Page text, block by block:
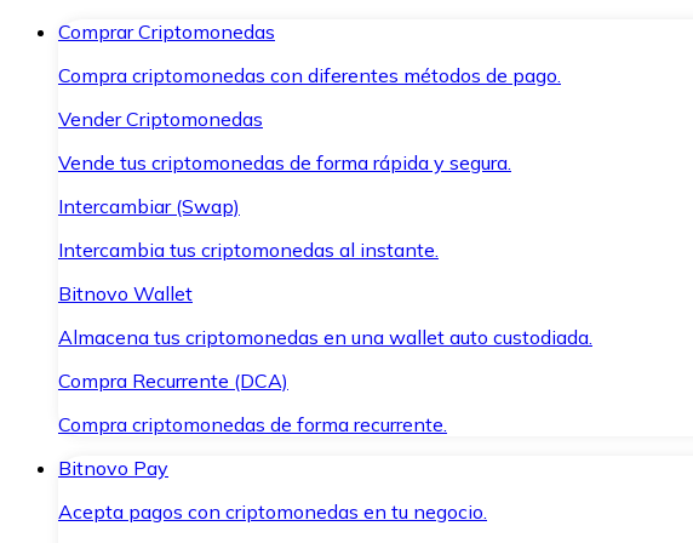
Comprar Criptomonedas
Compra criptomonedas con diferentes métodos de pago.
Vender Criptomonedas
Vende tus criptomonedas de forma rápida y segura.
Intercambiar (Swap)
Intercambia tus criptomonedas al instante.
Bitnovo Wallet
Almacena tus criptomonedas en una wallet auto custodiada.
Compra Recurrente (DCA)
Compra criptomonedas de forma recurrente.
Bitnovo Pay
Acepta pagos con criptomonedas en tu negocio.